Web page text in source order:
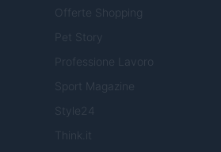
Offerte Shopping
Pet Story
Professione Lavoro
Sport Magazine
Style24
Think.it